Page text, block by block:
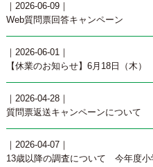
｜2026-06-09｜
Web質問票回答キャンペーン
｜2026-06-01｜
【休業のお知らせ】6月18日（木）
｜2026-04-28｜
質問票返送キャンペーンについて
｜2026-04-07｜
13歳以降の調査について 今年度小